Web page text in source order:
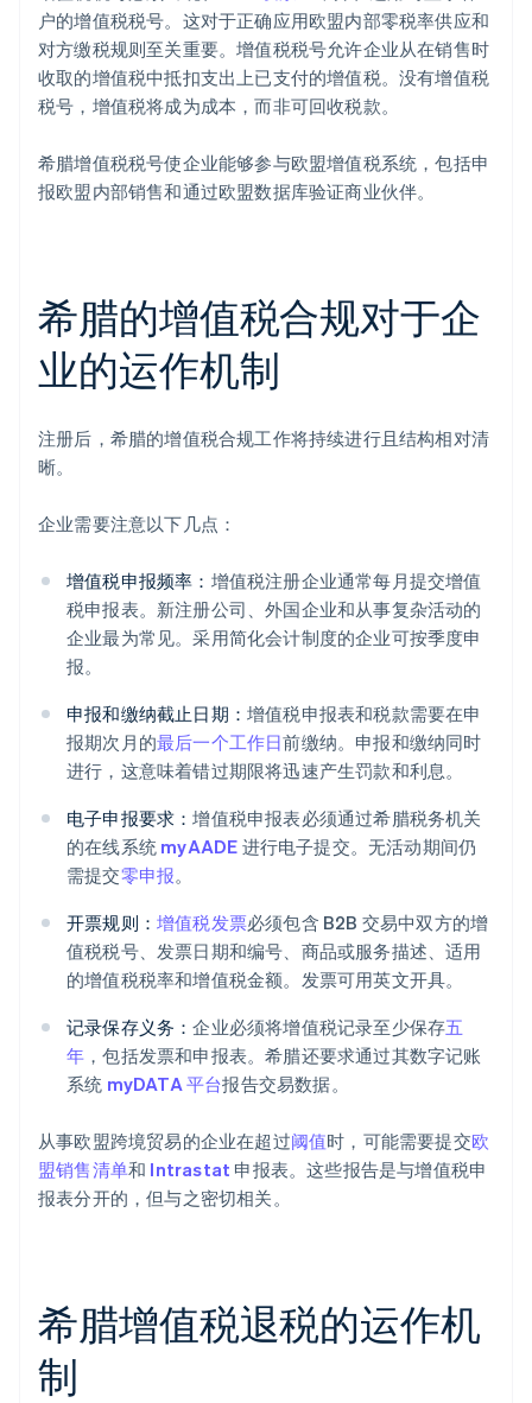
户的增值税税号。这对于正确应用欧盟内部零税率供应和
对方缴税规则至关重要。增值税税号允许企业从在销售时
收取的增值税中抵扣支出上已支付的增值税。没有增值税
税号，增值税将成为成本，而非可回收税款。
希腊增值税税号使企业能够参与欧盟增值税系统，包括申
报欧盟内部销售和通过欧盟数据库验证商业伙伴。
希腊的增值税合规对于企
业的运作机制
注册后，希腊的增值税合规工作将持续进行且结构相对清
晰。
企业需要注意以下几点：
增值税申报频率： 增值税注册企业通常每月提交增值
税申报表。新注册公司、外国企业和从事复杂活动的
企业最为常见。采用简化会计制度的企业可按季度申
报。
申报和缴纳截止日期： 增值税申报表和税款需要在申
报期次月的最后一个工作日前缴纳。申报和缴纳同时
进行，这意味着错过期限将迅速产生罚款和利息。
电子申报要求：增值税申报表必须通过希腊税务机关
的在线系统 myAADE 进行电子提交。无活动期间仍
需提交零申报。
开票规则： 增值税发票必须包含 B2B 交易中双方的增
值税税号、发票日期和编号、商品或服务描述、适用
的增值税税率和增值税金额。发票可用英文开具。
记录保存义务：企业必须将增值税记录至少保存五
年 ，包括发票和申报表。希腊还要求通过其数字记账
系统 myDATA 平台报告交易数据。
从事欧盟跨境贸易的企业在超过阈值时，可能需要提交欧
盟销售清单和 Intrastat 申报表。这些报告是与增值税申
报表分开的，但与之密切相关。
希腊增值税退税的运作机
制